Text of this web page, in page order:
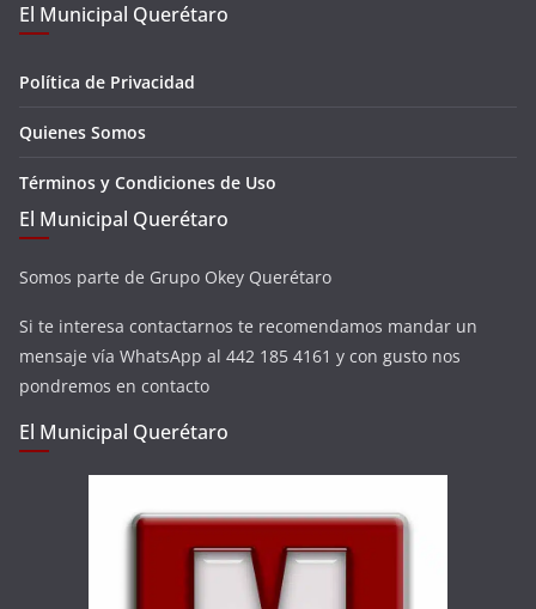
El Municipal Querétaro
Política de Privacidad
Quienes Somos
Términos y Condiciones de Uso
El Municipal Querétaro
Somos parte de Grupo Okey Querétaro
Si te interesa contactarnos te recomendamos mandar un
mensaje vía WhatsApp al 442 185 4161 y con gusto nos
pondremos en contacto
El Municipal Querétaro